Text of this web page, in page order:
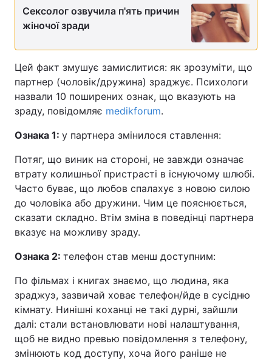
Сексолог озвучила п'ять причин
жіночої зради
Цей факт змушує замислитися: як зрозуміти, що
партнер (чоловік/дружина) зраджує. Психологи
назвали 10 поширених ознак, що вказують на
зраду, повідомляє medikforum.
Ознака 1: у партнера змінилося ставлення:
Потяг, що виник на стороні, не завжди означає
втрату колишньої пристрасті в існуючому шлюбі.
Часто буває, що любов спалахує з новою силою
до чоловіка або дружини. Чим це пояснюється,
сказати складно. Втім зміна в поведінці партнера
вказує на можливу зраду.
Ознака 2: телефон став менш доступним:
По фільмах і книгах знаємо, що людина, яка
зраджуэ, зазвичай ховає телефон/йде в сусідню
кімнату. Нинішні коханці не такі дурні, зайшли
далі: стали встановлювати нові налаштування,
щоб не видно превью повідомлення з телефону,
змінюють код доступу, хоча його раніше не